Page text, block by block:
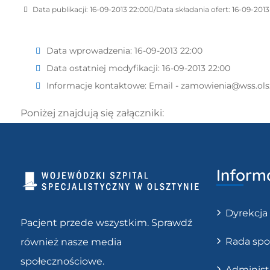
Data publikacji: 16-09-2013 22:00 Data składania ofert: 16-09-
Data wprowadzenia: 16-09-2013 22:00
Data ostatniej modyfikacji: 16-09-2013 22:00
Informacje kontaktowe: Email -
Poniżej znajdują się załączniki:
Pacjent przede wszystkim. Sprawdź
również nasze media
społecznościowe.
Dyrekcja
Rada